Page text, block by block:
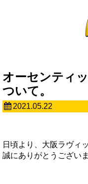
オーセンティ
ついて。
2021.05.22
日頃より、大阪ラヴィ
誠にありがとうございま